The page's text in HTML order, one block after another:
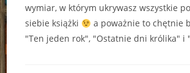
wymiar, w którym ukrywasz wszystkie
siebie książki
a poważnie to chętnie
"Ten jeden rok", "Ostatnie dni królika" i